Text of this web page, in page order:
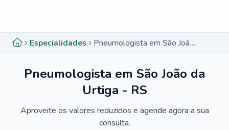
Especialidades Pneumologista em São João da Urtiga - RS
Pneumologista em São João da
Urtiga - RS
Aproveite os valores reduzidos e agende agora a sua
consulta.